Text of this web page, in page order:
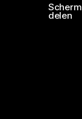
Scherm
delen